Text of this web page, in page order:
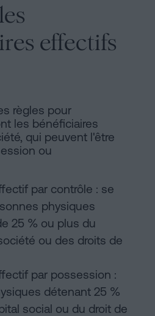
effectifs
règles pour
les bénéficiaires
qui peuvent l'être
ou
par contrôle : se
physiques
25 % ou plus du
ou des droits de
par possession :
détenant 25 %
social ou du droit de